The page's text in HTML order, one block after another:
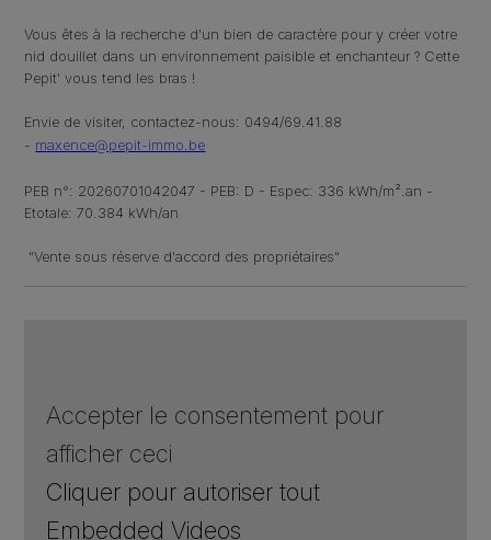
Vous êtes à la recherche d'un bien de caractère pour y créer votre
nid douillet dans un environnement paisible et enchanteur ? Cette
Pepit' vous tend les bras !
Envie de visiter, contactez-nous: 0494/69.41.88
- maxence@pepit-immo.be
PEB n°: 20260701042047 - PEB: D - Espec: 336 kWh/m².an -
Etotale: 70.384 kWh/an
"Vente sous réserve d'accord des propriétaires"
Accepter le consentement pour
afficher ceci
Cliquer pour autoriser tout
Embedded Videos